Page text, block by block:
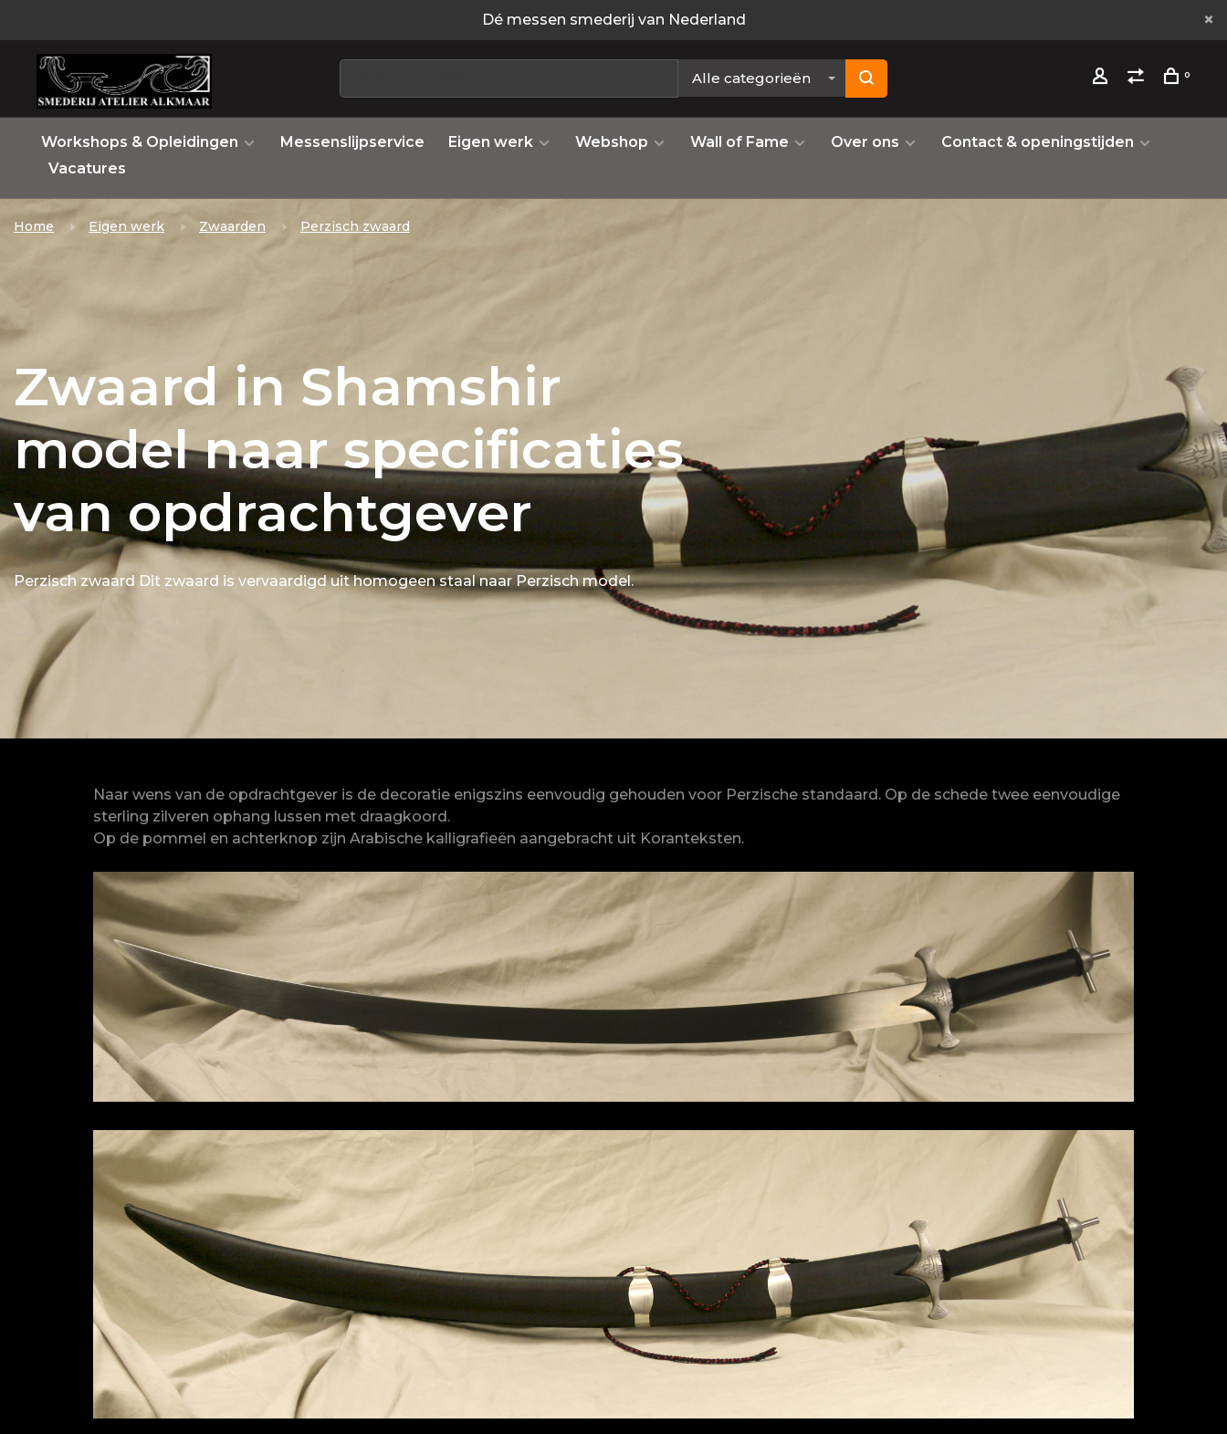
Dé messen smederij van Nederland
Alle categorieën 0
Workshops & Opleidingen Messenslijpservice Eigen werk Webshop Wall of Fame Over ons
Contact & openingstijden
Vacatures
Home Eigen werk Zwaarden Perzisch zwaard
Zwaard in Shamshir
model naar specificaties
van opdrachtgever
Perzisch zwaard Dit zwaard is vervaardigd uit homogeen staal naar Perzisch model.
Naar wens van de opdrachtgever is de decoratie enigszins eenvoudig gehouden voor Perzische standaard. Op de schede twee eenvoudige
sterling zilveren ophang lussen met draagkoord.
Op de pommel en achterknop zijn Arabische kalligrafieën aangebracht uit Koranteksten.